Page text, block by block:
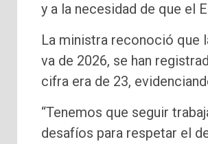
y a la necesidad de que el
La ministra reconoció que
va de 2026, se han
cifra era de 23,
“Tenemos que seguir
desafíos para respetar el